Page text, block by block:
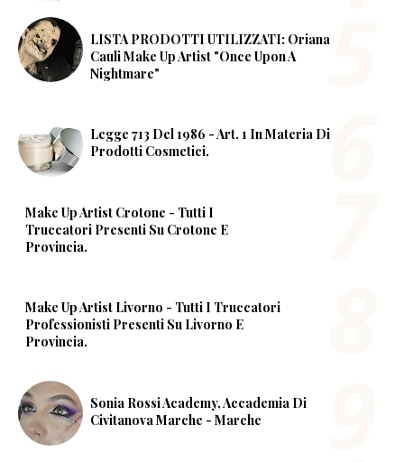
LISTA PRODOTTI UTILIZZATI: Oriana
Cauli Make Up Artist "Once Upon A
Nightmare"
Legge 713 Del 1986 - Art. 1 In Materia Di
Prodotti Cosmetici.
Make Up Artist Crotone - Tutti I
Truccatori Presenti Su Crotone E
Provincia.
Make Up Artist Livorno - Tutti I Truccatori
Professionisti Presenti Su Livorno E
Provincia.
Sonia Rossi Academy, Accademia Di
Civitanova Marche - Marche